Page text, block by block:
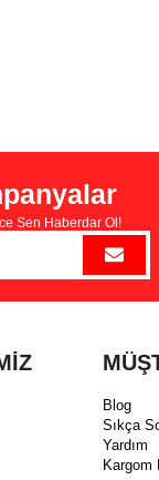
Sen Haberdar Ol!
Blog
Sıkça
Yardım
Kargom